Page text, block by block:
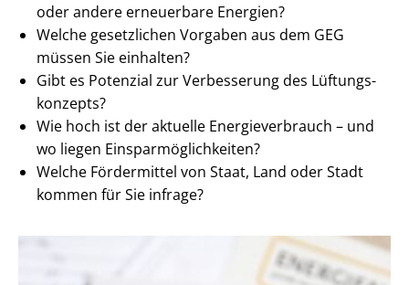
oder andere erneuerbare Energien?
Welche gesetzlichen Vorgaben aus dem GEG
müssen Sie einhalten?
Gibt es Potenzial zur Verbesserung des Lüf­tungs­
kon­zepts?
Wie hoch ist der aktuelle En­er­gie­ver­brauch – und
wo liegen Ein­spar­mög­lich­kei­ten?
Welche Fördermittel von Staat, Land oder Stadt
kommen für Sie infrage?